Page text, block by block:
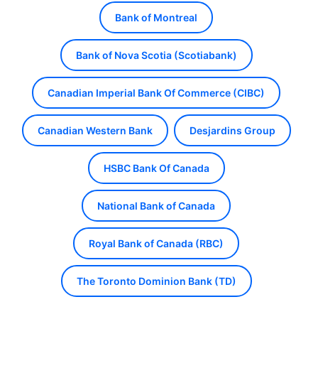
Bank of Montreal
Bank of Nova Scotia (Scotiabank)
Canadian Imperial Bank Of Commerce (CIBC)
Canadian Western Bank Desjardins Group
HSBC Bank Of Canada
National Bank of Canada
Royal Bank of Canada (RBC)
The Toronto Dominion Bank (TD)